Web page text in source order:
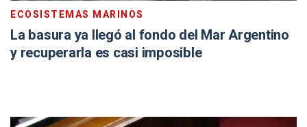
ECOSISTEMAS MARINOS
La basura ya llegó al fondo del Mar Argentino
y recuperarla es casi imposible